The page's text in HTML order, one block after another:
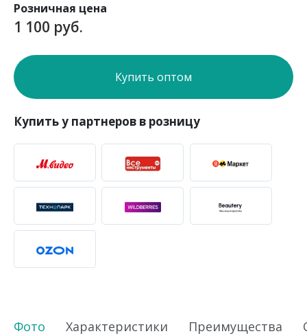
Розничная цена
1 100 руб.
Купить оптом
Купить у партнеров в розницу
Фото Характеристики Преимущества